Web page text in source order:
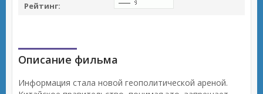
Рейтинг:
Описание фильма
Информация стала новой геополитической ареной.